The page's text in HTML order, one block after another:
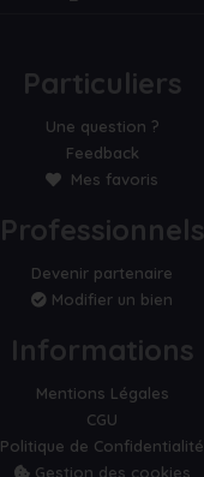
Particuliers
Une question ?
Feedback
Mes favoris
Professionnels
Devenir partenaire
Modifier un bien
Informations
Mentions Légales
CGU
Politique de Confidentialité
Gestion des cookies